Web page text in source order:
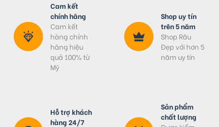
Cam kết
chính hãng
Cam kết
hàng chính
hãng hiệu
quả 100% từ
Mỹ
Shop uy tín
trên 5 năm
Shop Râu
Đẹp với hơn 5
năm uy tín
Hỗ trợ khách
hàng 24/7
Sản phẩm
chất lượng